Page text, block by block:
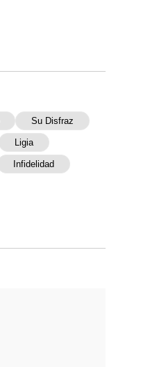
Su Disfraz
Ligia
Infidelidad